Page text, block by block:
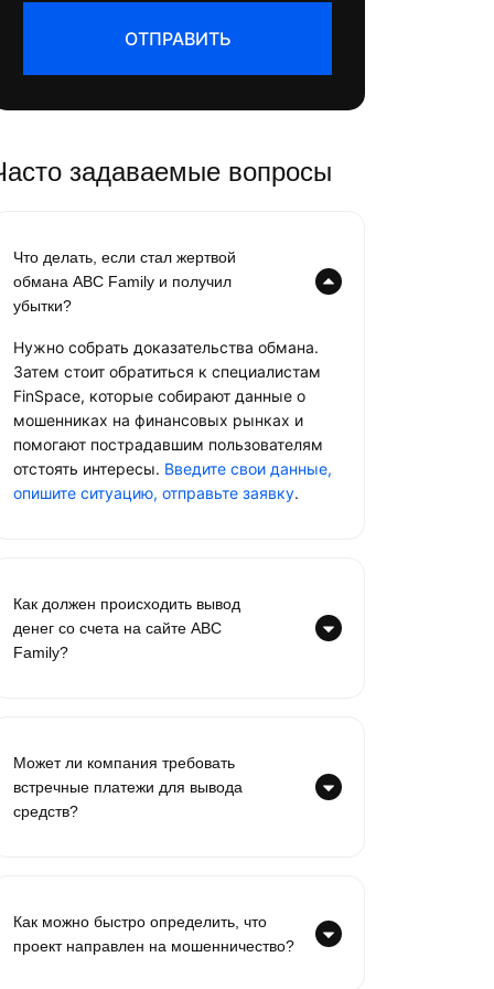
ОТПРАВИТЬ
задаваемые вопросы
Что делать, если стал жертвой
обмана ABC Family и получил
убытки?
Нужно собрать доказательства обмана.
Затем стоит обратиться к специалистам
FinSpace, которые собирают данные о
мошенниках на финансовых рынках и
помогают пострадавшим пользователям
отстоять интересы. Введите свои данные,
опишите ситуацию, отправьте заявку.
Как должен происходить вывод
денег со счета на сайте ABC
Family?
Может ли компания требовать
встречные платежи для вывода
средств?
Как можно быстро определить, что
проект направлен на мошенничество?